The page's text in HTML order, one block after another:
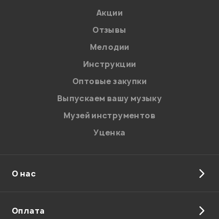
Акции
Отзывы
Мелодии
Инструкции
Оптовые закупки
Выпускаем вашу музыку
Музей инструментов
Уценка
О нас
Оплата